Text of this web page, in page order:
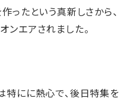
ったという真新しさから、
ンエアされました。
特にに熱心で、後日特集を